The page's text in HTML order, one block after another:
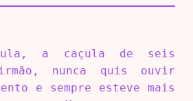
a caçula de seis
nunca quis ouvir
e sempre esteve mais